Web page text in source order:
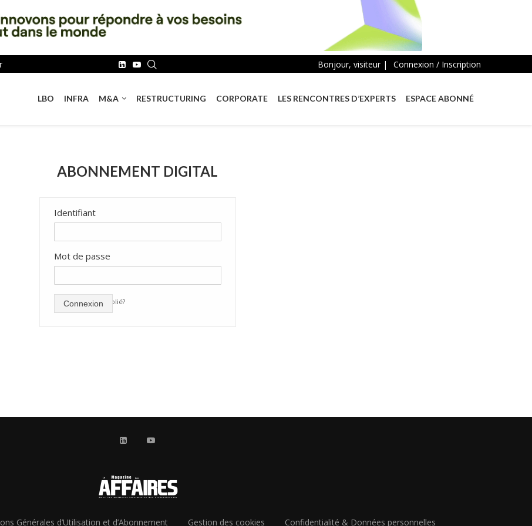
Bonjour, visiteur | Connexion / Inscription
LBO INFRA M&A RESTRUCTURING CORPORATE LES RENCONTRES D’EXPERTS ESPACE ABONNÉ
ABONNEMENT DIGITAL
Identifiant
Mot de passe
mot de passe oublié?
Connexion
Générales d’Utilisation et d’Abonnement Gestion des cookies Confidentialité & Données personnelles